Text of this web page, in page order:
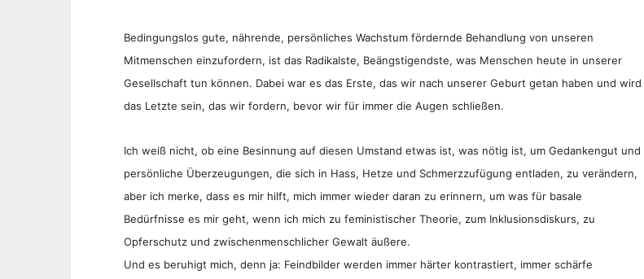
Bedingungslos gute, nährende, persönliches Wachstum fördernde Behandlung von unseren
Mitmenschen einzufordern, ist das Radikalste, Beängstigendste, was Menschen heute in unserer
Gesellschaft tun können. Dabei war es das Erste, das wir nach unserer Geburt getan haben und wird
das Letzte sein, das wir fordern, bevor wir für immer die Augen schließen.
Ich weiß nicht, ob eine Besinnung auf diesen Umstand etwas ist, was nötig ist, um Gedankengut und
persönliche Überzeugungen, die sich in Hass, Hetze und Schmerzzufügung entladen, zu verändern,
aber ich merke, dass es mir hilft, mich immer wieder daran zu erinnern, um was für basale
Bedürfnisse es mir geht, wenn ich mich zu feministischer Theorie, zum Inklusionsdiskurs, zu
Opferschutz und zwischenmenschlicher Gewalt äußere.
Und es beruhigt mich, denn ja: Feindbilder werden immer härter kontrastiert, immer schärfe